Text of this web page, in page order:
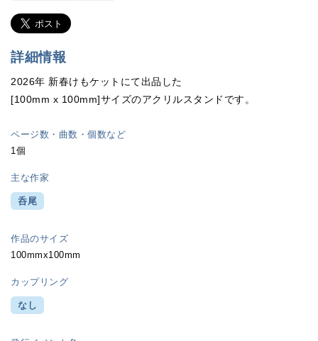
詳細情報
2026年 新春けもケットにて出品した
[100mm x 100mm]サイズのアクリルスタンドです。
ページ数・曲数・個数など
1個
主な作家
呑尾
作品のサイズ
100mmx100mm
カップリング
なし